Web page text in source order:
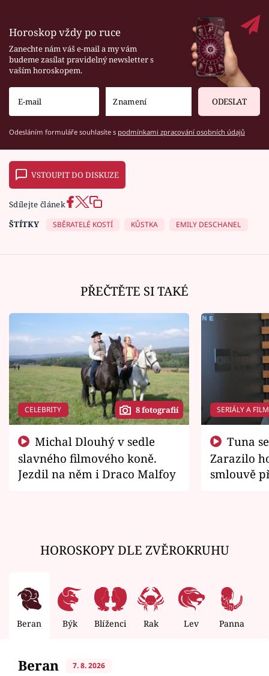
Horoskop vždy po ruce
Zanechte nám váš e-mail a my vám
budeme zasílat pravidelný newsletter s
vaším horoskopem.
ODESLAT
Odesláním formuláře souhlasíte s podmínkami zpracování osobních údajů
VSTOUPIT DO DISKUZE
Sdílejte článek
ŠTÍTKY
SBĚRATELÉ KOSTÍ KŮSTKA EMILY DESCHANEL
PŘEČTĚTE SI TAKÉ
CELEBRITY 8 fotografií
slavného filmového koně.
Jezdil na něm i Draco Malfoy
SERIÁLY A
Zarazilo
smlouvě
HOROSKOPY DLE ZVĚROKRUHU
Beran Býk Blíženci Rak Lev Panna
Beran 7. 8. 2026